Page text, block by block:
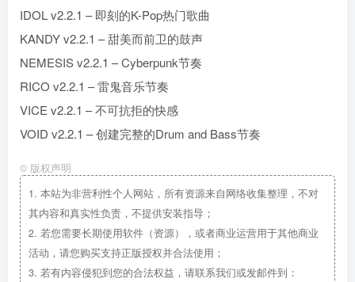
IDOL v2.2.1 – 即刻的K-Pop热门歌曲
KANDY v2.2.1 – 甜美而前卫的鼓声
NEMESIS v2.2.1 – Cyberpunk节奏
RICO v2.2.1 – 雷鬼音乐节奏
VICE v2.2.1 – 不可抗拒的快感
VOID v2.2.1 – 创建完整的Drum and Bass节奏
© 版权声明
1. 本站为非营利性个人网站，所有资源来自网络收集整理，不对
其内容和真实性负责，不提供安装指导；
2. 若您需要长期使用软件（资源），或者商业运营用于其他商业
活动，请您购买支持正版授权并合法使用；
3. 若有内容侵犯到您的合法权益，请联系我们或发邮件到：